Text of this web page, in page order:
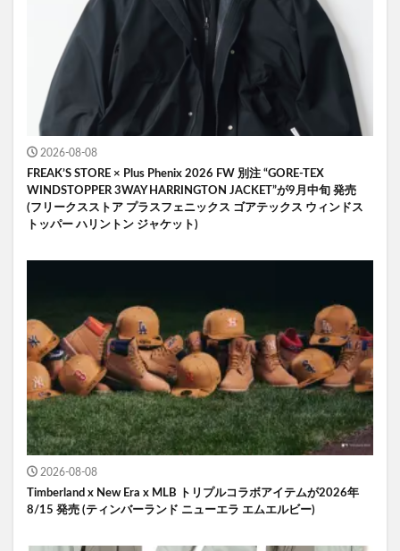
2026-08-08
FREAK’S STORE × Plus Phenix 2026 FW 別注 “GORE-TEX
WINDSTOPPER 3WAY HARRINGTON JACKET”が9月中旬 発売
(フリークスストア プラスフェニックス ゴアテックス ウィンドス
トッパー ハリントン ジャケット)
2026-08-08
Timberland x New Era x MLB トリプルコラボアイテムが2026年
8/15 発売 (ティンバーランド ニューエラ エムエルビー)